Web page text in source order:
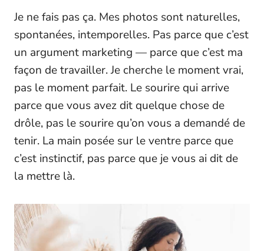
Je ne fais pas ça. Mes photos sont naturelles,
spontanées, intemporelles. Pas parce que c’est
un argument marketing — parce que c’est ma
façon de travailler. Je cherche le moment vrai,
pas le moment parfait. Le sourire qui arrive
parce que vous avez dit quelque chose de
drôle, pas le sourire qu’on vous a demandé de
tenir. La main posée sur le ventre parce que
c’est instinctif, pas parce que je vous ai dit de
la mettre là.